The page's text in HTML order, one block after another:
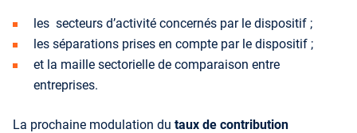
les secteurs d’activité concernés par le dispositif ;
les séparations prises en compte par le dispositif ;
et la maille sectorielle de comparaison entre
entreprises.
La prochaine modulation du taux de contribution